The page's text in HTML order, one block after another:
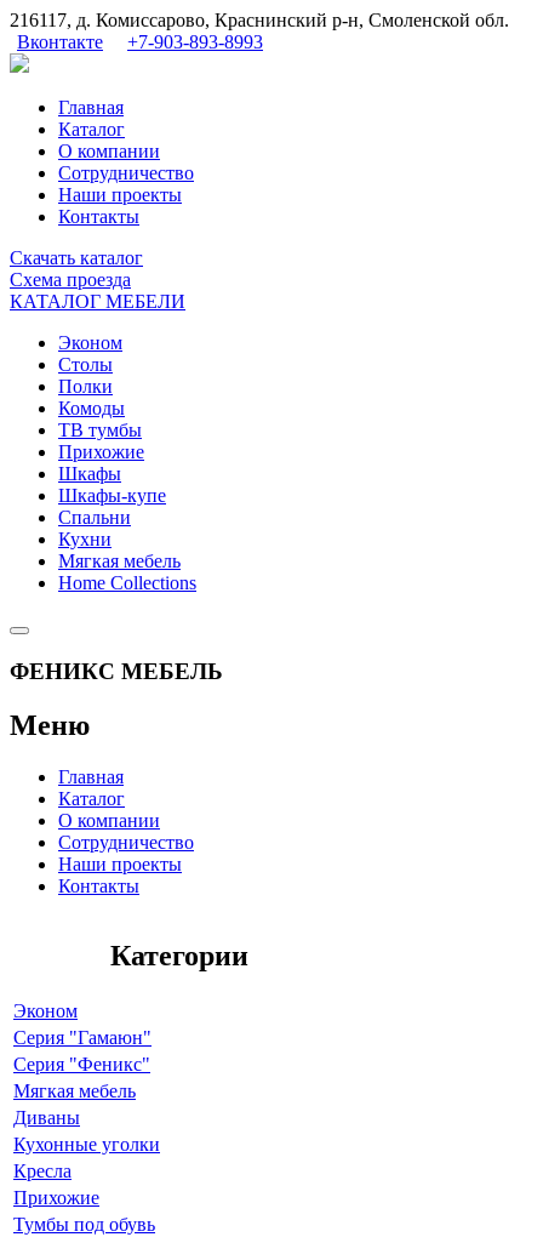
216117, д. Комиссарово, Краснинский р-н, Смоленской обл.
Вконтакте
+7-903-893-8993
Главная
Каталог
О компании
Сотрудничество
Наши проекты
Контакты
Скачать каталог
Схема проезда
КАТАЛОГ МЕБЕЛИ
Эконом
Столы
Полки
Комоды
ТВ тумбы
Прихожие
Шкафы
Шкафы-купе
Спальни
Кухни
Мягкая мебель
Home Collections
ФЕНИКС МЕБЕЛЬ
Меню
Главная
Каталог
О компании
Сотрудничество
Наши проекты
Контакты
Категории
Эконом
Серия "Гамаюн"
Серия "Феникс"
Мягкая мебель
Диваны
Кухонные уголки
Кресла
Прихожие
Тумбы под обувь